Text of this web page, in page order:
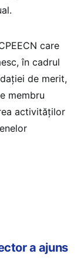
care
în cadrul
de merit,
membru
activităților
a ajuns